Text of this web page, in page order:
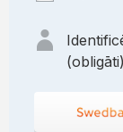
(obligāti)